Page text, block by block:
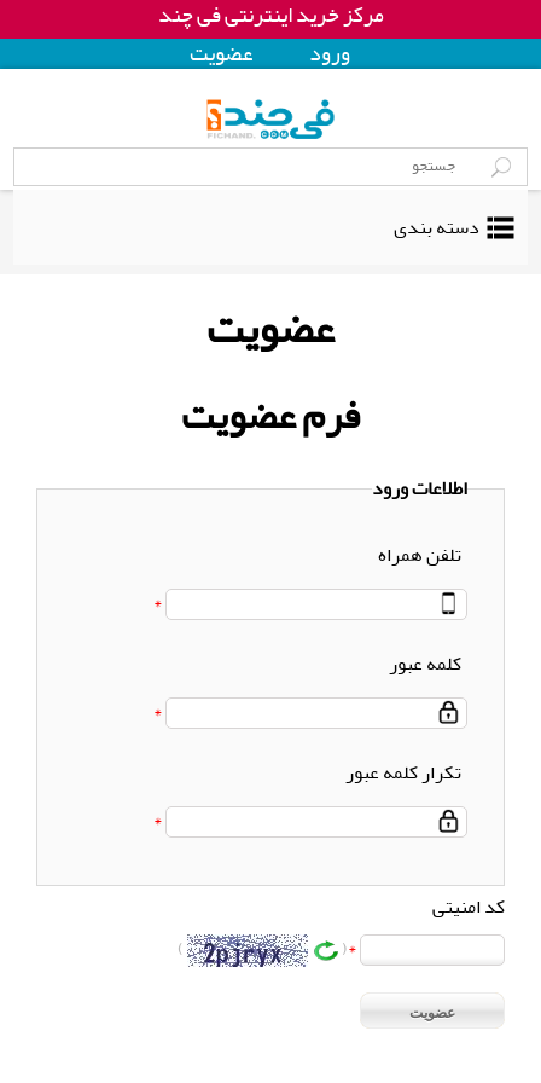
مرکز خرید اینترنتی فی چند
ورود
عضويت
دسته بندی
عضویت
فرم عضویت
اطلاعات ورود
تلفن همراه
کلمه عبور
تکرار کلمه عبور
کد امنیتی